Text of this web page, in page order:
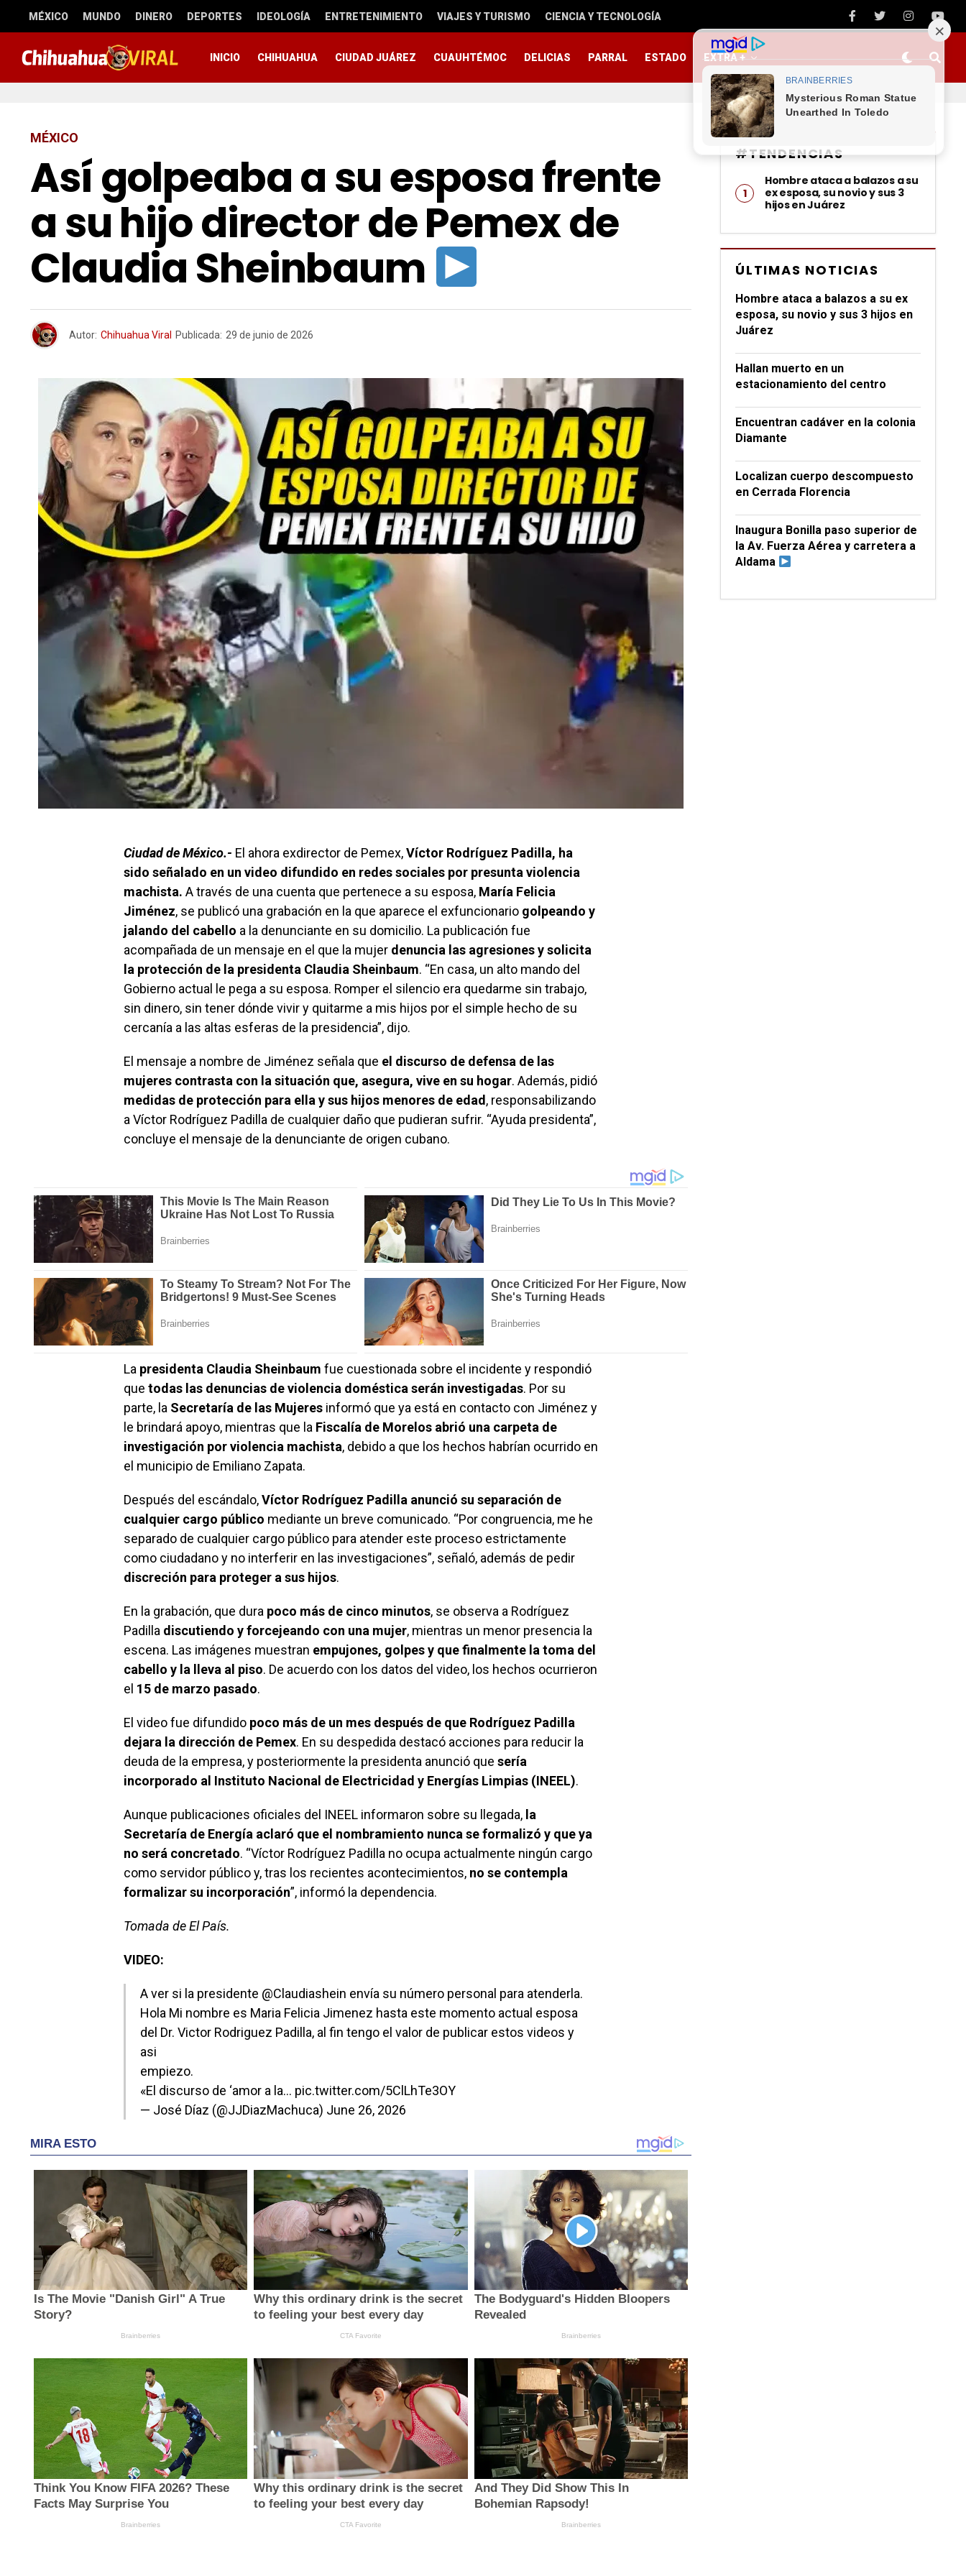
MÉXICO MUNDO DINERO DEPORTES IDEOLOGÍA ENTRETENIMIENTO VIAJES Y TURISMO CIENCIA Y TECNOLOGÍA
INICIO CHIHUAHUA CIUDAD JUÁREZ CUAUHTÉMOC DELICIAS PARRAL ESTADO EXTRA +
MÉXICO
Así golpeaba a su esposa frente
a su hijo director de Pemex de
Claudia Sheinbaum
Autor: Chihuahua Viral Publicada: 29 de junio de 2026
Ciudad de México.- El ahora exdirector de Pemex,Víctor Rodríguez Padilla, ha
sido señalado en un video difundido en redes sociales por presunta violencia
machista. A través de una cuenta que pertenece a su esposa, María Felicia
Jiménez, se publicó una grabación en la que aparece el exfuncionario golpeando y
jalando del cabello a la denunciante en su domicilio. La publicación fue
acompañada de un mensaje en el que la mujer denuncia las agresiones y solicita
la protección de la presidenta Claudia Sheinbaum. “En casa, un alto mando del
Gobierno actual le pega a su esposa. Romper el silencio era quedarme sin trabajo,
sin dinero, sin tener dónde vivir y quitarme a mis hijos por el simple hecho de su
cercanía a las altas esferas de la presidencia”, dijo.
El mensaje a nombre de Jiménez señala que el discurso de defensa de las
mujeres contrasta con la situación que, asegura, vive en su hogar. Además, pidió
medidas de protección para ella y sus hijos menores de edad , responsabilizando
a Víctor Rodríguez Padilla de cualquier daño que pudieran sufrir. “Ayuda presidenta”,
concluye el mensaje de la denunciante de origen cubano.
La presidenta Claudia Sheinbaum fue cuestionada sobre el incidente y respondió
que todas las denuncias de violencia doméstica serán investigadas. Por su
parte, la Secretaría de las Mujeres informó que ya está en contacto con Jiménez y
le brindará apoyo, mientras que la Fiscalía de Morelos abrió una carpeta de
investigación por violencia machista, debido a que los hechos habrían ocurrido en
el municipio de Emiliano Zapata.
Después del escándalo,Víctor Rodríguez Padilla anunció su separación de
cualquier cargo público mediante un breve comunicado. “Por congruencia, me he
separado de cualquier cargo público para atender este proceso estrictamente
como ciudadano y no interferir en las investigaciones”, señaló, además de pedir
discreción para proteger a sus hijos.
En la grabación, que dura poco más de cinco minutos, se observa a Rodríguez
Padilla discutiendo y forcejeando con una mujer, mientras un menor presencia la
escena. Las imágenes muestran empujones, golpes y que finalmente la toma del
cabello y la lleva al piso. De acuerdo con los datos del video, los hechos ocurrieron
el 15 de marzo pasado.
El video fue difundido poco más de un mes después de que Rodríguez Padilla
dejara la dirección de Pemex. En su despedida destacó acciones para reducir la
deuda de la empresa, y posteriormente la presidenta anunció que sería
incorporado al Instituto Nacional de Electricidad y Energías Limpias (INEEL).
Aunque publicaciones oficiales del INEEL informaron sobre su llegada, la
Secretaría de Energía aclaró que el nombramiento nunca se formalizó y que ya
no será concretado. “Víctor Rodríguez Padilla no ocupa actualmente ningún cargo
como servidor público y, tras los recientes acontecimientos, no se contempla
formalizar su incorporación”, informó la dependencia.
Tomada de El País.
VIDEO:
A ver si la presidente @Claudiashein envía su número personal para atenderla.
Hola Mi nombre es Maria Felicia Jimenez hasta este momento actual esposa
del Dr. Victor Rodriguez Padilla, al fin tengo el valor de publicar estos videos y
asi
empiezo.
«El discurso de ‘amor a la… pic.twitter.com/5ClLhTe3OY
— José Díaz (@JJDiazMachuca) June 26, 2026
#TENDENCIAS
Hombre ataca a balazos a su
ex esposa, su novio y sus 3
hijos en Juárez
ÚLTIMAS NOTICIAS
Hombre ataca a balazos a su ex
esposa, su novio y sus 3 hijos en
Juárez
Hallan muerto en un
estacionamiento del centro
Encuentran cadáver en la colonia
Diamante
Localizan cuerpo descompuesto
en Cerrada Florencia
Inaugura Bonilla paso superior de
la Av. Fuerza Aérea y carretera a
Aldama